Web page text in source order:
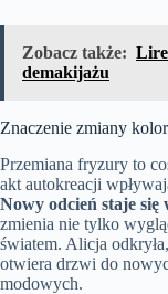
Zobacz także:
demakijażu
Znaczenie zmiany
Przemiana fryzury to
akt autokreacji
Nowy odcień staje
zmienia nie tylko
światem. Alicja
otwiera drzwi do
modowych.